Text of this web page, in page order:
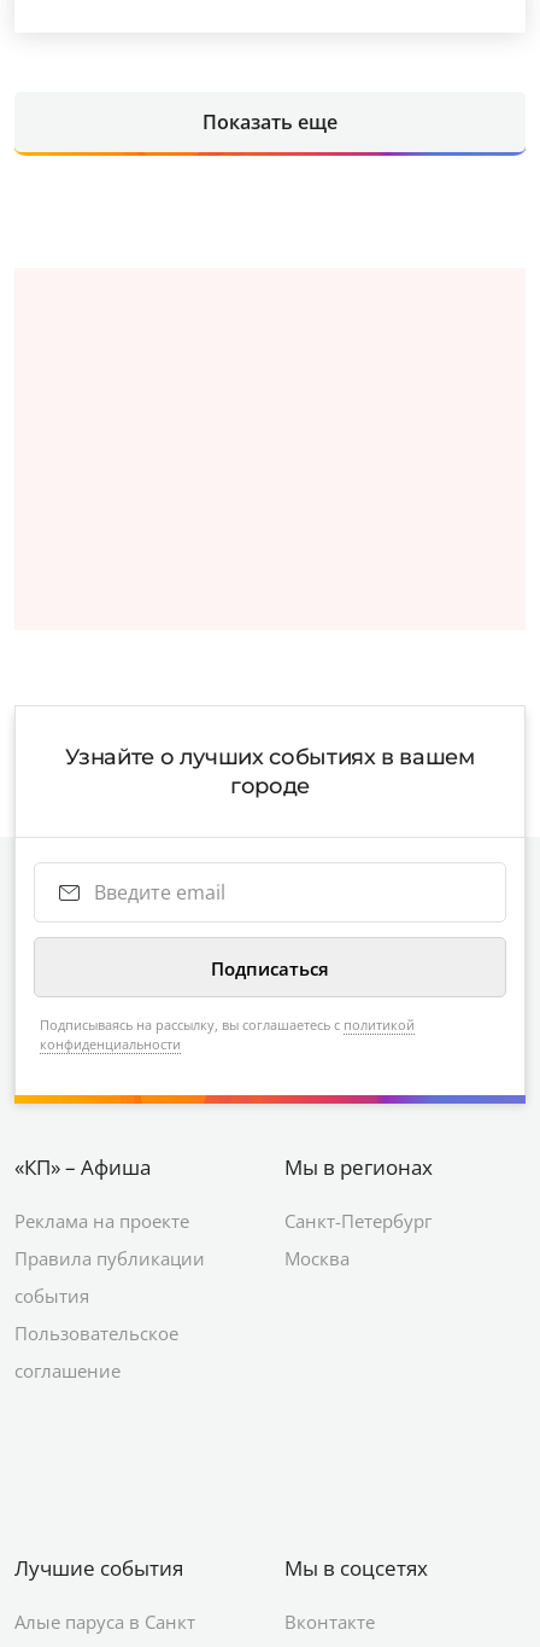
Показать еще
Узнайте о лучших событиях в вашем
городе
Подписываясь на рассылку, вы соглашаетесь с политикой
конфиденциальности
«КП» – Афиша
Реклама на проекте
Правила публикации
события
Пользовательское
соглашение
Мы в регионах
Санкт-Петербург
Москва
Лучшие события
Алые паруса в Санкт
Мы в соцсетях
Вконтакте